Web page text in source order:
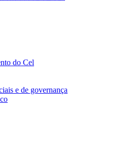
do Cel
e de governança